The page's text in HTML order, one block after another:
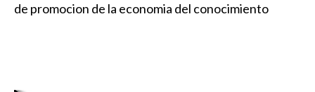
de promocion de la economia del conocimiento